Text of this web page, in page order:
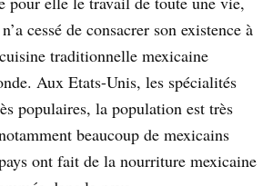
cessé de consacrer son existence à
traditionnelle mexicaine
Aux Etats-Unis, les spécialités
populaires, la population est très
beaucoup de mexicains
ont fait de la nourriture mexicaine